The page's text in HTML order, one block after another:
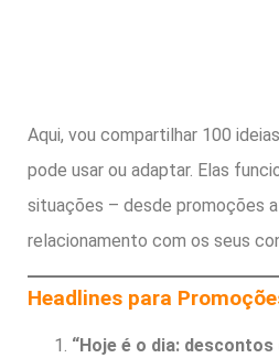
Aqui, vou compartilhar 100
pode usar ou adaptar. Elas
situações – desde promoções
relacionamento com os seus
Headlines para
“Hoje é o dia: